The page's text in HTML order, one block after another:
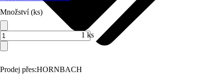
Prodej přes:HORNBACH
Množství (ks)
1 ks